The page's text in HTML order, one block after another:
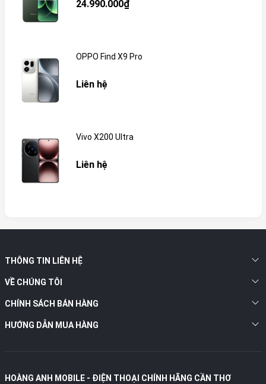
24.990.000₫
OPPO Find X9 Pro
Liên hệ
Vivo X200 Ultra
Liên hệ
THÔNG TIN LIÊN HỆ
VỀ CHÚNG TÔI
CHÍNH SÁCH BÁN HÀNG
HƯỚNG DẪN MUA HÀNG
HOÀNG ANH MOBILE - ĐIỆN THOẠI CHÍNH HÃNG CẦN THƠ